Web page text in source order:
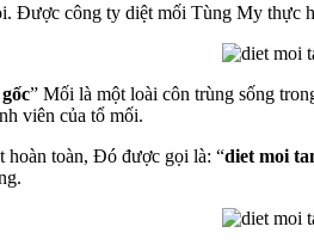
Được công ty diệt mối Tùng My thực
” Mối là một loài côn trùng sống
viên của tổ mối.
hoàn toàn, Đó được gọi là: “diet moi